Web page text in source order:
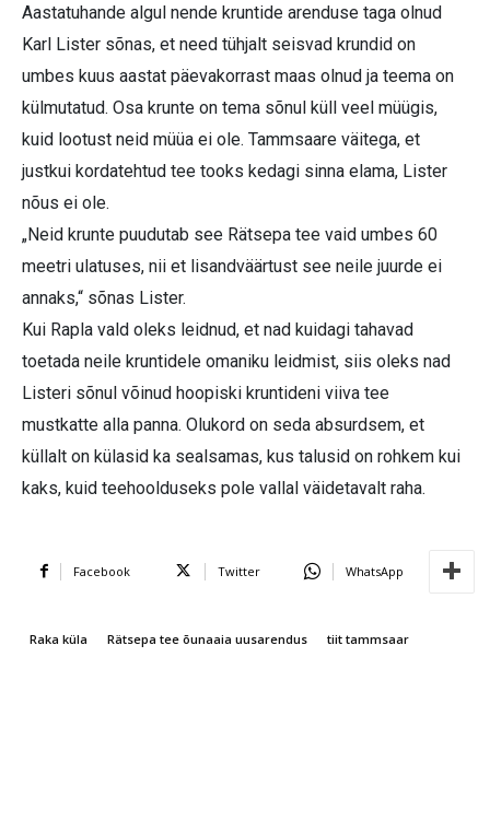
Aastatuhande algul nende kruntide arenduse taga olnud
Karl Lister sõnas, et need tühjalt seisvad krundid on
umbes kuus aastat päevakorrast maas olnud ja teema on
külmutatud. Osa krunte on tema sõnul küll veel müügis,
kuid lootust neid müüa ei ole. Tammsaare väitega, et
justkui kordatehtud tee tooks kedagi sinna elama, Lister
nõus ei ole.
„Neid krunte puudutab see Rätsepa tee vaid umbes 60
meetri ulatuses, nii et lisandväärtust see neile juurde ei
annaks,“ sõnas Lister.
Kui Rapla vald oleks leidnud, et nad kuidagi tahavad
toetada neile kruntidele omaniku leidmist, siis oleks nad
Listeri sõnul võinud hoopiski kruntideni viiva tee
mustkatte alla panna. Olukord on seda absurdsem, et
küllalt on külasid ka sealsamas, kus talusid on rohkem kui
kaks, kuid teehoolduseks pole vallal väidetavalt raha.
Facebook Twitter WhatsApp
Raka küla Rätsepa tee õunaaia uusarendus tiit tammsaar